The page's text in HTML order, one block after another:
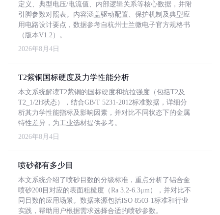
定义、典型电压/电流值、内部逻辑关系等核心数据，并附
引脚参数对照表。内容涵盖驱动配置、保护机制及典型应
用电路设计要点，数据参考自杭州士兰微电子官方规格书
（版本V1.2）。
2026年8月4日
T2紫铜国标硬度及力学性能分析
本文系统解读T2紫铜的国标硬度和抗拉强度（包括T2及
T2_1/2H状态），结合GB/T 5231-2012标准数据，详细分
析其力学性能指标及影响因素，并对比不同状态下的金属
特性差异，为工业选材提供参考。
2026年8月4日
喷砂都有多少目
本文系统介绍了喷砂目数的分级标准，重点分析了铝合金
喷砂200目对应的表面粗糙度（Ra 3.2-6.3μm），并对比不
同目数的应用场景。数据来源包括ISO 8503-1标准和行业
实践，帮助用户根据需求选择合适的喷砂参数。